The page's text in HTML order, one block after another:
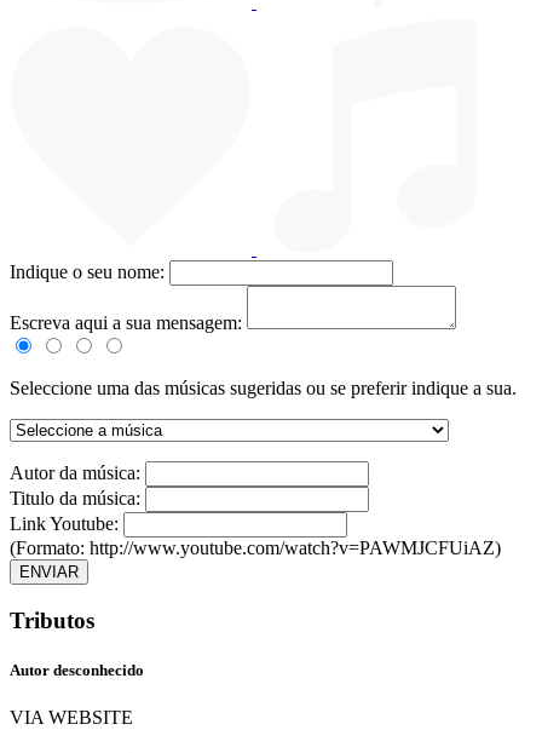
Indique o seu nome:
Escreva aqui a sua mensagem:
Seleccione uma das músicas sugeridas ou se preferir indique a sua.
Autor da música:
Titulo da música:
Link Youtube:
(Formato: http://www.youtube.com/watch?v=PAWMJCFUiAZ)
ENVIAR
Tributos
Autor desconhecido
VIA WEBSITE